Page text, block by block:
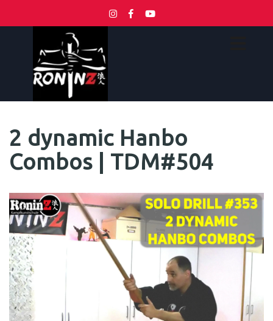
2 dynamic Hanbo
Combos | TDM#504